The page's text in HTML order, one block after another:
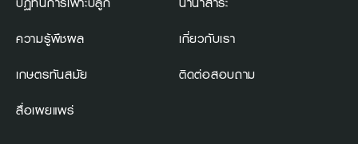
ความรู้พืชผล
เกษตรทันสมัย
สื่อเผยแพร่
เกี่ยวกับเรา
ติดต่อสอบถาม